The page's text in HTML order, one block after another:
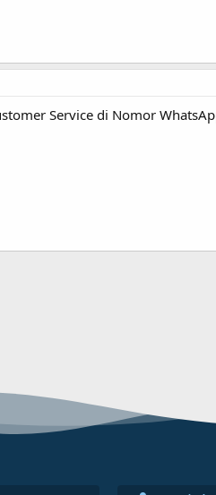
Service di Nomor